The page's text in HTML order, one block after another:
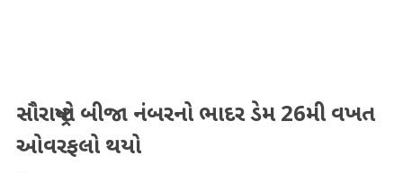
સૌરાષ્ટ્રનો બીજા નંબરનો ભાદર ડેમ 26મી વખત
ઓવરફલો થયો